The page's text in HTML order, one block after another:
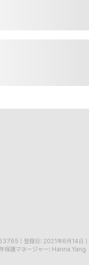
53765 登録日: 2021年6月14日
保護マネージャー: Hanna Yang